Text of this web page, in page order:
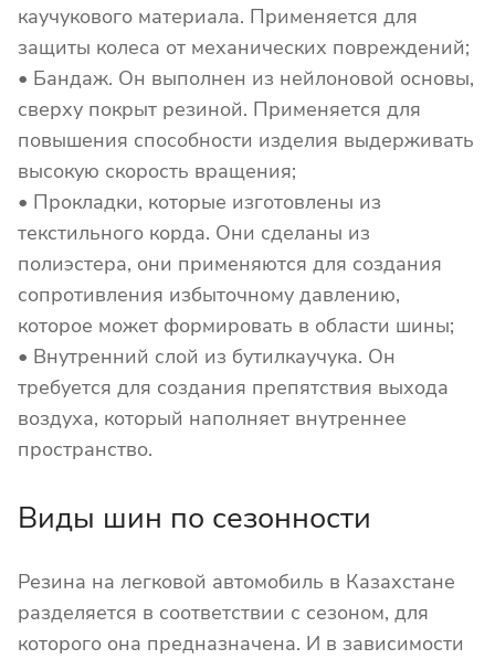
каучукового материала. Применяется для
защиты колеса от механических повреждений;
• Бандаж. Он выполнен из нейлоновой основы,
сверху покрыт резиной. Применяется для
повышения способности изделия выдерживать
высокую скорость вращения;
• Прокладки, которые изготовлены из
текстильного корда. Они сделаны из
полиэстера, они применяются для создания
сопротивления избыточному давлению,
которое может формировать в области шины;
• Внутренний слой из бутилкаучука. Он
требуется для создания препятствия выхода
воздуха, который наполняет внутреннее
пространство.
Виды шин по сезонности
Резина на легковой автомобиль в Казахстане
разделяется в соответствии с сезоном, для
которого она предназначена. И в зависимости